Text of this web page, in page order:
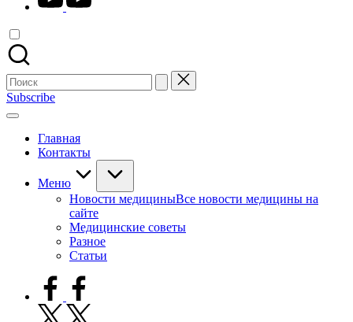
Поиск
для:
Subscribe
Главная
Контакты
Меню
Новости медициныВсе новости медицины на
сайте
Медицинские советы
Разное
Статьи
facebook.com
twitter.com